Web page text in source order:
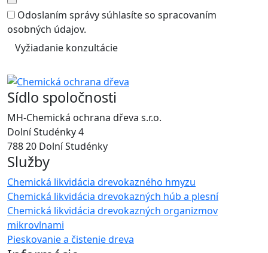
Odoslaním správy súhlasíte so spracovaním
osobných údajov.
Vyžiadanie konzultácie
Sídlo spoločnosti
MH-Chemická ochrana dřeva s.r.o.
Dolní Studénky 4
788 20 Dolní Studénky
Služby
Chemická likvidácia drevokazného hmyzu
Chemická likvidácia drevokazných húb a plesní
Chemická likvidácia drevokazných organizmov
mikrovlnami
Pieskovanie a čistenie dreva